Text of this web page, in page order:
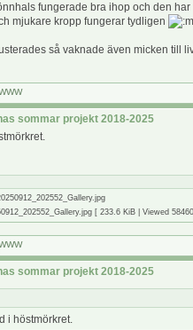
fungerade bra ihop och den
mjukare kropp fungerar tydligen
så vaknade även micken till
sommar projekt 2018-2025
[ 233.6 KiB | Viewed
sommar projekt 2018-2025
i höstmörkret.